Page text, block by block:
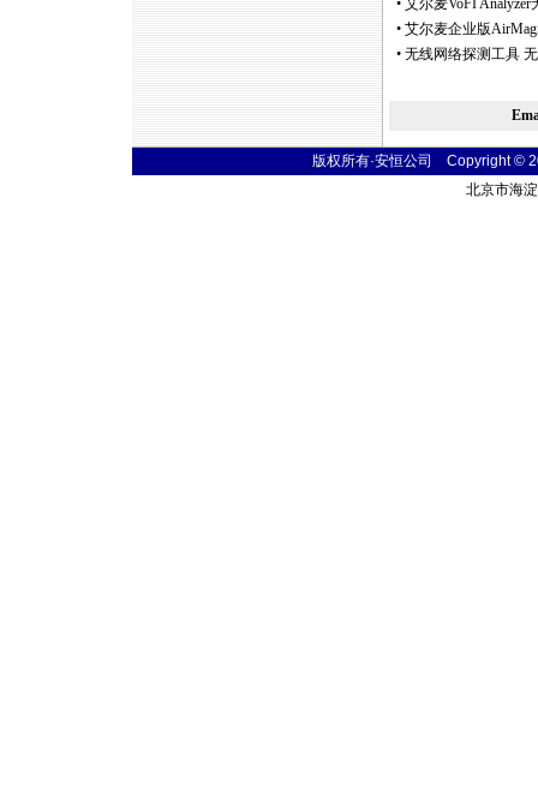
• 艾尔麦VoFI
• 艾尔麦企业版
• 无线网络探测工具
版权所有·安恒公司 Copyright ©
北京市海